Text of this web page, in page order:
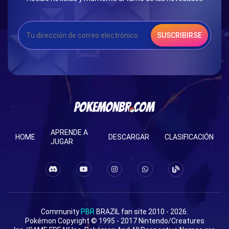
SUSCRIBIRSE
HOME
APRENDE A
JUGAR
DESCARGAR CLASIFICACIÓN
Community PBR BRAZIL fan site 2010 - 2026.
Pokémon Copyright © 1995 - 2017 Nintendo/Creatures